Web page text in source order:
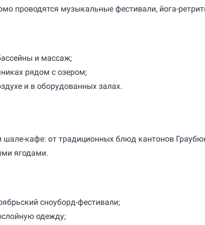
проводятся музыкальные фестивали, йога-
и массаж;
рядом с озером;
и в оборудованных залах.
шале-кафе: от традиционных блюд кантонов
ягодами.
сноуборд-фестивали;
одежду;